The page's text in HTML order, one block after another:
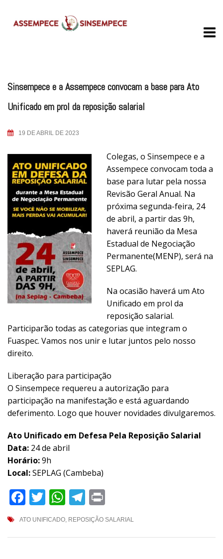
Sinsempece e a Assempece convocam a base para Ato
Unificado em prol da reposição salarial
19 DE ABRIL DE 2023
Colegas, o Sinsempece e a
Assempece convocam toda a
base para lutar pela nossa
Revisão Geral Anual. Na
próxima segunda-feira, 24
de abril, a partir das 9h,
haverá reunião da Mesa
Estadual de Negociação
Permanente(MENP), será na
SEPLAG.
Na ocasião haverá um Ato
Unificado em prol da
reposição salarial.
Participarão todas as categorias que integram o
Fuaspec. Vamos nos unir e lutar juntos pelo nosso
direito.
Liberação para participação
O Sinsempece requereu a autorização para
participação na manifestação e está aguardando
deferimento. Logo que houver novidades divulgaremos.
Ato Unificado em Defesa Pela Reposição Salarial
Data: 24 de abril
Horário:9h
Local:SEPLAG (Cambeba)
Facebook
Twitter
WhatsApp
Telegram
ATO UNIFICADO, REPOSIÇÃO SALARIAL